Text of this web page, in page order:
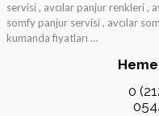
servisi , avcılar panjur renkleri ,
somfy panjur servisi , avcılar
kumanda fiyatları …
0